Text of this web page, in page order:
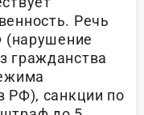
Речь
(нарушение
гражданства
РФ), санкции по